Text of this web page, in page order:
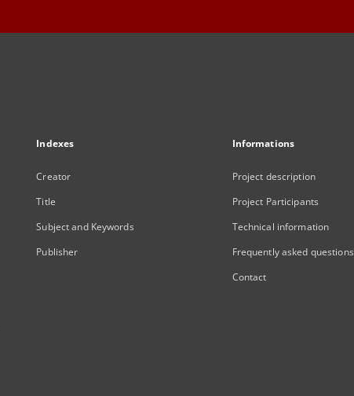
Indexes
Creator
Title
Subject and Keywords
Publisher
Informations
Project description
Project Participants
Technical information
Frequently asked questions
Contact